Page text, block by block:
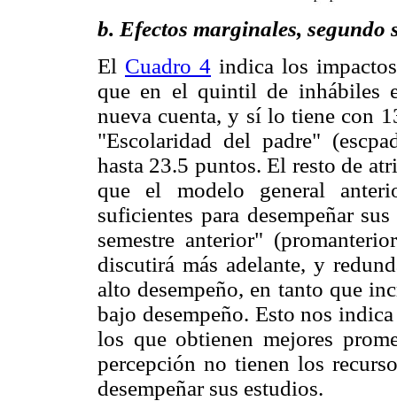
b. Efectos marginales, segundo
El Cuadro 4 indica los
que en el quintil de inhábiles
nueva cuenta, y sí lo tiene con
"Escolaridad del padre"
hasta 23.5 puntos. El resto de
que el modelo general
suficientes para desempeñar
semestre anterior"
discutirá más adelante, y
alto desempeño, en tanto que
bajo desempeño. Esto nos
los que obtienen mejores
percepción no tienen los
desempeñar sus estudios.